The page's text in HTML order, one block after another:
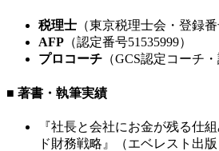
税理士 （東京税理士会・登録番
AFP （認定番号51535999）
プロコーチ （GCS認定コーチ
■ 著書・執筆実績
『社長と会社にお金が残る仕
ド財務戦略』（エベレスト出版